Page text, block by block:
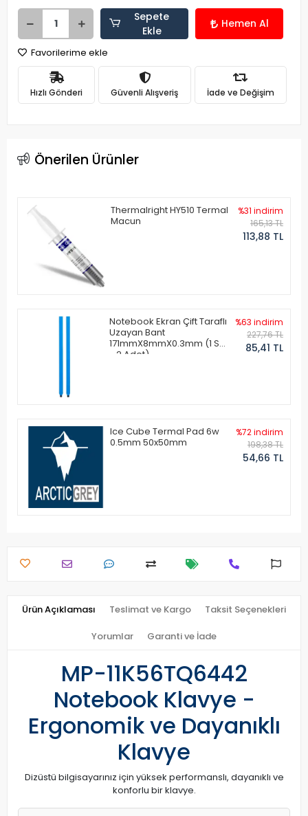
Sepete
Ekle
Hemen Al
Favorilerime ekle
Hızlı Gönderi Güvenli Alışveriş İade ve Değişim
Önerilen Ürünler
Thermalright HY510 Termal
Macun
%31 indirim
165,13 TL
113,88 TL
Notebook Ekran Çift Taraflı
Uzayan Bant
171mmX8mmX0.3mm (1 Set
- 2 Adet)
%63 indirim
227,76 TL
85,41 TL
Ice Cube Termal Pad 6w
0.5mm 50x50mm
%72 indirim
198,38 TL
54,66 TL
Ürün Açıklaması Teslimat ve Kargo Taksit Seçenekleri
Yorumlar Garanti ve İade
MP-11K56TQ6442
Notebook Klavye -
Ergonomik ve Dayanıklı
Klavye
Dizüstü bilgisayarınız için yüksek performanslı, dayanıklı ve
konforlu bir klavye.